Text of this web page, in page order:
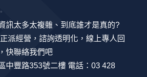
訊太多太複雜、到底誰才是真的?
派經營，諮詢透明化，線上專人回
快聯絡我們吧
中豐路353號二樓 電話：03 428